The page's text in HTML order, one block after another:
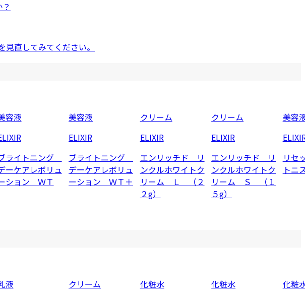
直してみてください。
容液
ライトニング
ーケアレボリュ
ション ＷＴ
美容液
ELIXIR
ブライトニング
デーケアレボリュ
ーション ＷＴ＋
クリーム
ELIXIR
エンリッチド リ
ンクルホワイトク
リーム Ｌ （２
２g）
クリーム
ELIXIR
エンリッチド リ
ンクルホワイトク
リーム Ｓ （１
５g）
美容
リセ
トニ
液
クリーム
化粧水
化粧水
化粧